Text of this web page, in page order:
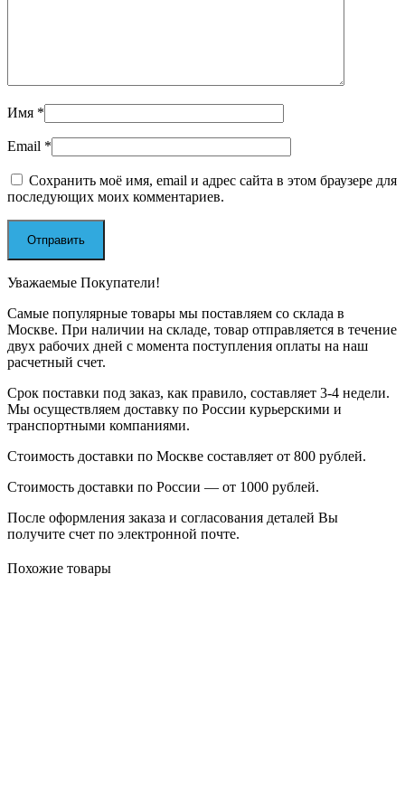
Имя *
Email *
Сохранить моё имя, email и адрес сайта в этом браузере для
последующих моих комментариев.
Уважаемые Покупатели!
Самые популярные товары мы поставляем со склада в
Москве. При наличии на складе, товар отправляется в течение
двух рабочих дней с момента поступления оплаты на наш
расчетный счет.
Срок поставки под заказ, как правило, составляет 3-4 недели.
Мы осуществляем доставку по России курьерскими и
транспортными компаниями.
Стоимость доставки по Москве составляет от 800 рублей.
Стоимость доставки по России — от 1000 рублей.
После оформления заказа и согласования деталей Вы
получите счет по электронной почте.
Похожие товары